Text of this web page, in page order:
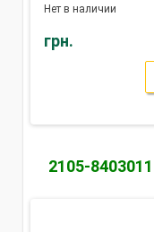
Нет в наличии
грн.
2105-8403011